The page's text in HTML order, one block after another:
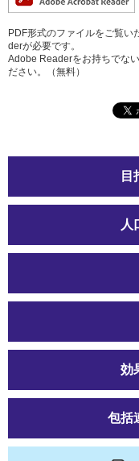
PDF形式のファイルをご覧
derが必要です。
Adobe Readerをお持ちでな
ださい。（無料）
目
人
効
包括